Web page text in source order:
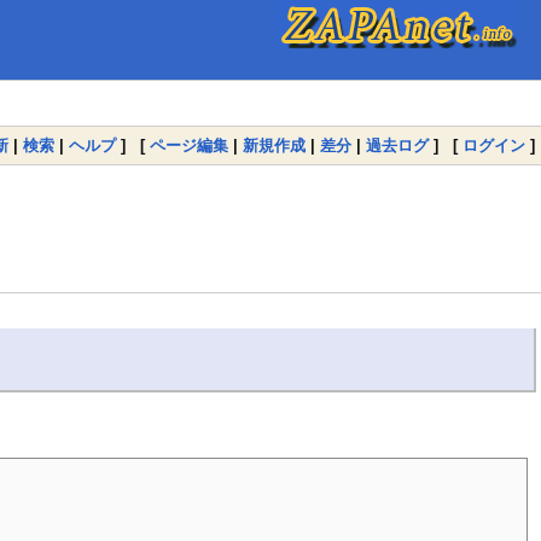
| 検索 | ヘルプ] [ ページ編集 | 新規作成 | 差分 | 過去ログ] [ ログイン ]